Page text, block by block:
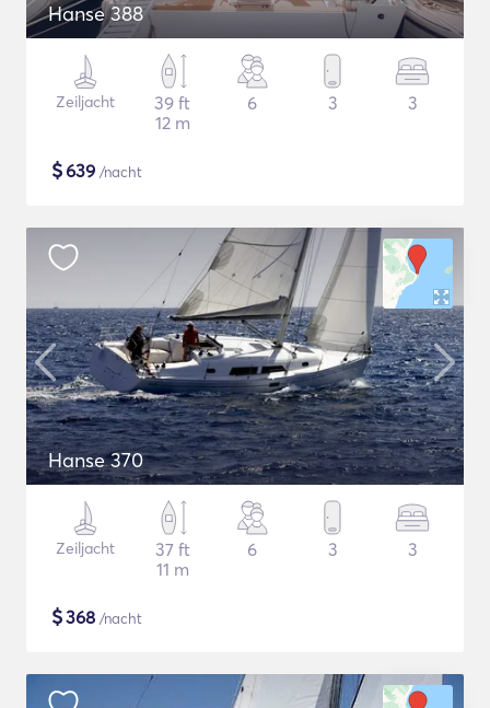
Hanse 388
Zeiljacht
39 ft
12 m
6 3 3
$639 /nacht
Hanse 370
Zeiljacht
37 ft
11 m
6 3 3
$368 /nacht